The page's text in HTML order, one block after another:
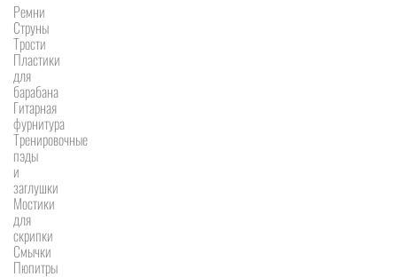
Ремни
Струны
Трости
Пластики
для
барабана
Гитарная
фурнитура
Тренировочные
пэды
и
заглушки
Мостики
для
скрипки
Смычки
Пюпитры